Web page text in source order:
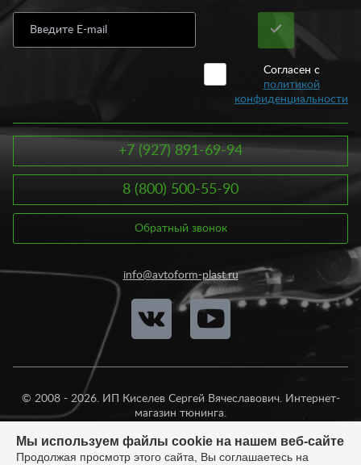
Согласен с
политикой
конфиденциальности
+7 (927) 891-69-94
8 (800) 500-55-90
Обратный звонок
info@avtoform-plast.ru
© 2008 - 2026. ИП Киселев Сергей Вячеславович. Интернет-
магазин тюнинга.
Мы используем файлы cookie на нашем веб-сайте
Продолжая просмотр этого сайта, Вы соглашаетесь на